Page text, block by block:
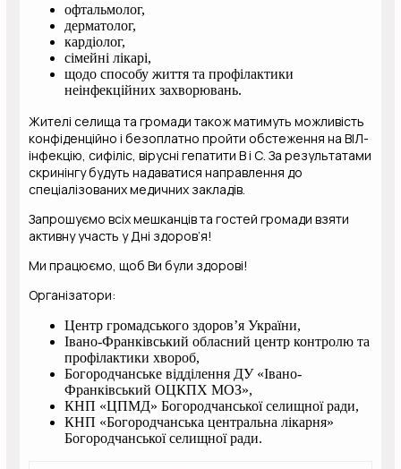
офтальмолог,
дерматолог,
кардіолог,
сімейні лікарі,
щодо способу життя та профілактики
неінфекційних захворювань.
Жителі селища та громади також матимуть можливість
конфіденційно і безоплатно пройти обстеження на ВІЛ-
інфекцію, сифіліс, вірусні гепатити В і С. За результатами
скринінгу будуть надаватися направлення до
спеціалізованих медичних закладів.
Запрошуємо всіх мешканців та гостей громади взяти
активну участь у Дні здоров’я!
Ми працюємо, щоб Ви були здорові!
Організатори:
Центр громадського здоров’я України,
Івано-Франківський обласний центр контролю та
профілактики хвороб,
Богородчанське відділення ДУ «Івано-
Франківський ОЦКПХ МОЗ»,
КНП «ЦПМД» Богородчанської селищної ради,
КНП «Богородчанська центральна лікарня»
Богородчанської селищної ради.